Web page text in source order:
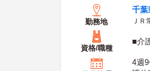
勤務地
千葉
Ｊ
資格/職種
■介
4週